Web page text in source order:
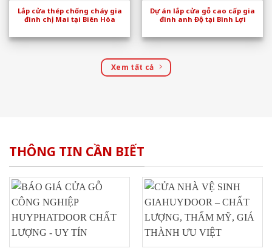
Lắp cửa thép chống cháy gia
đình chị Mai tại Biên Hòa
Dự án lắp cửa gỗ cao cấp gia
đình anh Độ tại Bình Lợi
Xem tất cả
THÔNG TIN CẦN BIẾT